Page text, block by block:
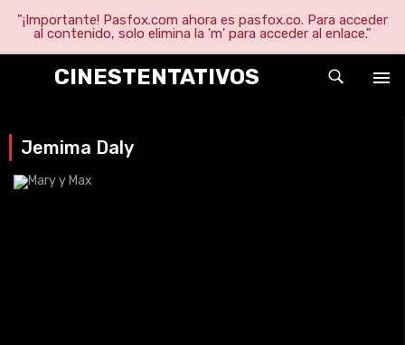
"¡Importante! Pasfox.com ahora es pasfox.co. Para acceder
al contenido, solo elimina la 'm' para acceder al enlace."
CINESTENTATIVOS
Jemima Daly